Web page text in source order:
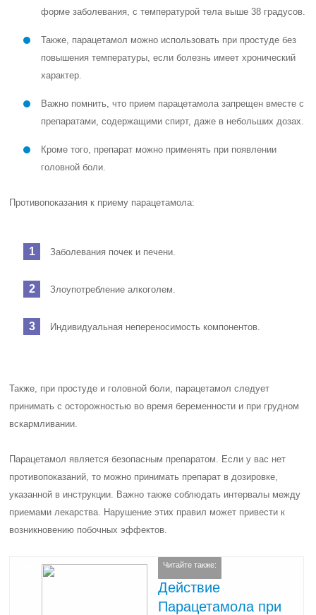
форме заболевания, с температурой тела выше 38 градусов.
Также, парацетамол можно использовать при простуде без
повышения температуры, если болезнь имеет хронический
характер.
Важно помнить, что прием парацетамола запрещен вместе с
препаратами, содержащими спирт, даже в небольших дозах.
Кроме того, препарат можно применять при появлении
головной боли.
Противопоказания к приему парацетамола:
Заболевания почек и печени.
Злоупотребление алкоголем.
Индивидуальная непереносимость компонентов.
Также, при простуде и головной боли, парацетамол следует
принимать с осторожностью во время беременности и при грудном
вскармливании.
Парацетамол является безопасным препаратом. Если у вас нет
противопоказаний, то можно принимать препарат в дозировке,
указанной в инструкции. Важно также соблюдать интервалы между
приемами лекарства. Нарушение этих правил может привести к
возникновению побочных эффектов.
Читайте также:
Действие
Парацетамола при